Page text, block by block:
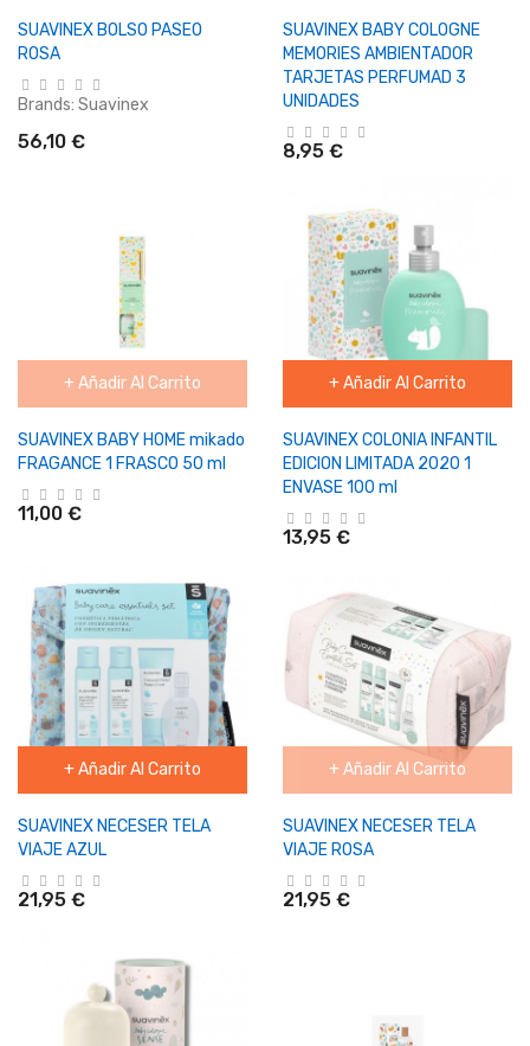
SUAVINEX BOLSO PASEO
ROSA
Brands: Suavinex
56,10 €
SUAVINEX BABY COLOGNE
MEMORIES AMBIENTADOR
TARJETAS PERFUMAD 3
UNIDADES
8,95 €
+ Añadir Al Carrito
SUAVINEX BABY HOME mikado
FRAGANCE 1 FRASCO 50 ml
11,00 €
+ Añadir Al Carrito
SUAVINEX COLONIA INFANTIL
EDICION LIMITADA 2020 1
ENVASE 100 ml
13,95 €
+ Añadir Al Carrito
SUAVINEX NECESER TELA
VIAJE AZUL
21,95 €
+ Añadir Al Carrito
SUAVINEX NECESER TELA
VIAJE ROSA
21,95 €